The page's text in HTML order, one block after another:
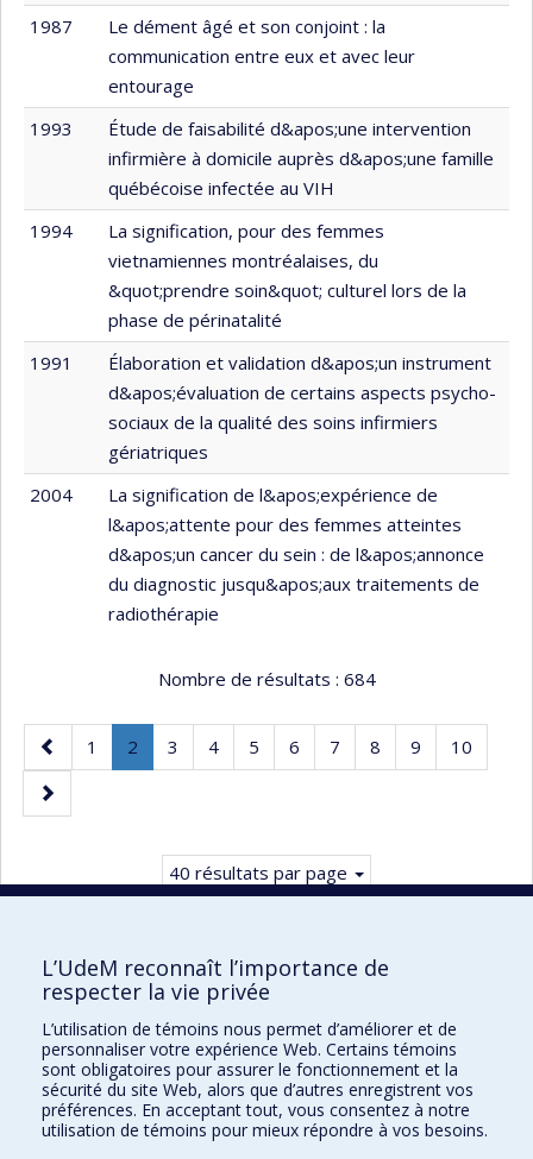
1987
Le dément âgé et son conjoint : la
communication entre eux et avec leur
entourage
1993
Étude de faisabilité d&apos;une intervention
infirmière à domicile auprès d&apos;une famille
québécoise infectée au VIH
1994
La signification, pour des femmes
vietnamiennes montréalaises, du
&quot;prendre soin&quot; culturel lors de la
phase de périnatalité
1991
Élaboration et validation d&apos;un instrument
d&apos;évaluation de certains aspects psycho-
sociaux de la qualité des soins infirmiers
gériatriques
2004
La signification de l&apos;expérience de
l&apos;attente pour des femmes atteintes
d&apos;un cancer du sein : de l&apos;annonce
du diagnostic jusqu&apos;aux traitements de
radiothérapie
Nombre de résultats : 684
Page
précédente
Page
1 Page
2
Page
Page
3 Page
4 Page
5 Page
6 Page
7 Page
8 Page
9 Page
10
Page
suivante
40 résultats par page
Faculté des sciences infirmières
Pavillon Marguerite-d'Youville
2375, chemin de la Côte-Sainte-Catherine
Montréal (Québec) H3T 1A8
Lien Google Maps
L’UdeM reconnaît l’importance de
respecter la vie privée
L’utilisation de témoins nous permet d’améliorer et de
personnaliser votre expérience Web. Certains témoins
sont obligatoires pour assurer le fonctionnement et la
sécurité du site Web, alors que d’autres enregistrent vos
préférences. En acceptant tout, vous consentez à notre
utilisation de témoins pour mieux répondre à vos besoins.